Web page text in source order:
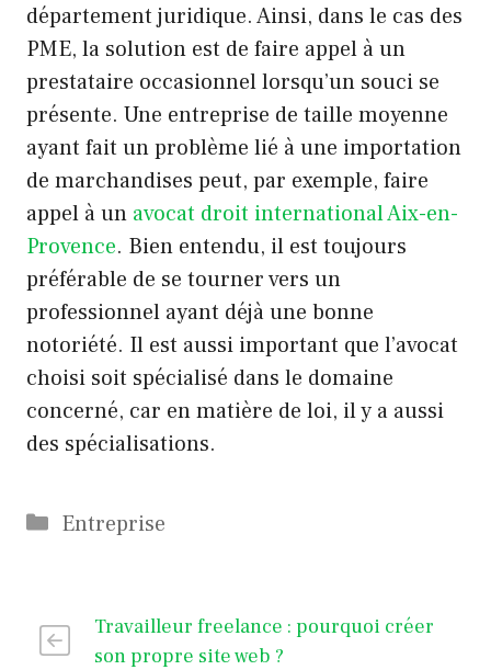
département juridique. Ainsi, dans le cas des
PME, la solution est de faire appel à un
prestataire occasionnel lorsqu’un souci se
présente. Une entreprise de taille moyenne
ayant fait un problème lié à une importation
de marchandises peut, par exemple, faire
appel à un avocat droit international Aix-en-
Provence. Bien entendu, il est toujours
préférable de se tourner vers un
professionnel ayant déjà une bonne
notoriété. Il est aussi important que l’avocat
choisi soit spécialisé dans le domaine
concerné, car en matière de loi, il y a aussi
des spécialisations.
Catégories
Entreprise
Travailleur freelance : pourquoi créer
son propre site web ?